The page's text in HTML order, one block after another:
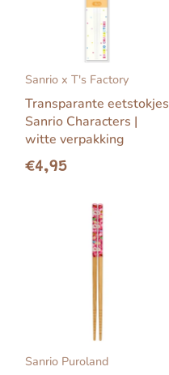
Sanrio x T's Factory
Transparante eetstokjes
Sanrio Characters |
witte verpakking
€4,95
Sanrio Puroland